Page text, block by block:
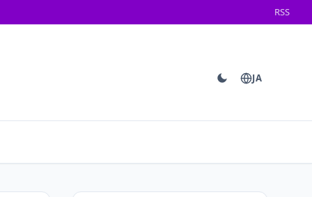
RSS
JA